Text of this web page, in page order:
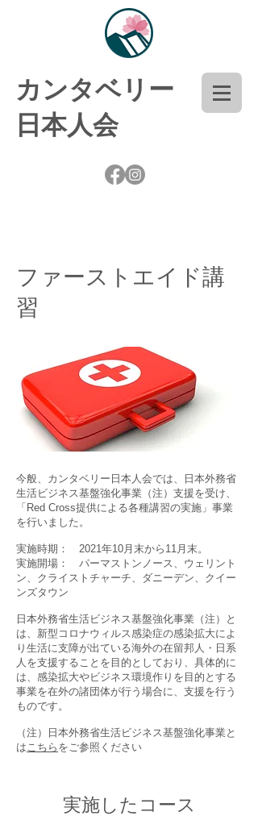
​カンタベリー
日本人会
ファーストエイド講
習
今般、カンタベリー日本人会では、日本外務省
生活ビジネス基盤強化事業（注）支援を受け、
「Red Cross提供による各種講習の実施」事業
を行いました。
実施時期： 2021年10月末から11月末。
​実施開場： パーマストンノース、ウェリント
ン、クライストチャーチ、ダニーデン、クイー
ンズタウン
日本外務省生活ビジネス基盤強化事業（注）と
は、新型コロナウィルス感染症の感染拡大によ
り生活に支障が出ている海外の在留邦人・日系
人を支援することを目的としており、具体的に
は、感染拡大やビジネス環境作りを目的とする
事業を在外の諸団体が行う場合に、支援を行う
ものです。​
（注）日本外務省生活ビジネス基盤強化事業と
はこちら をご参照ください
実施したコース